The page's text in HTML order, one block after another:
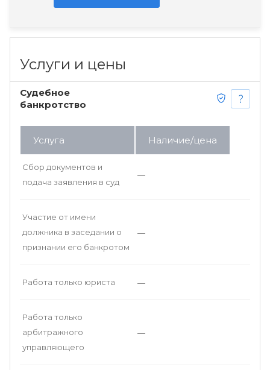
Услуги и цены
Судебное
банкротство
Услуга Наличие/цена
Сбор документов и
подача заявления в суд
—
Участие от имени
должника в заседании о
признании его банкротом
—
Работа только юриста —
Работа только
арбитражного
управляющего
—